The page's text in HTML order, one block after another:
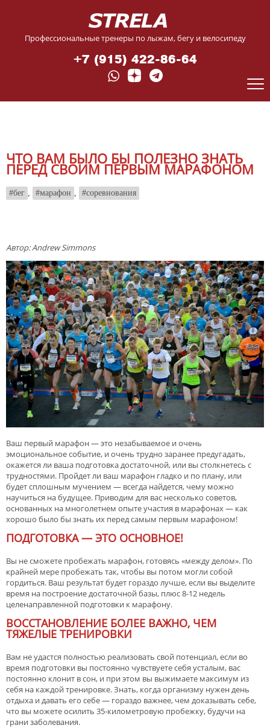
Профессиональные тренеры по лыжам, бегу и велосипеду
+7 (915) 422-86-64
ЧТО ВАМ БЫЛО БЫ ПОЛЕЗНО ЗНАТЬ
ПЕРЕД СВОИМ ПЕРВЫМ МАРАФОНОМ
бег , марафон , соревнования
Автор: Andrew Simmons
Ваш первый марафон — это незабываемое и очень
эмоциональное событие, и очень трудно заранее предугадать,
окажется ли ваша подготовка достаточной, или вы столкнетесь с
трудностями. Пройдет ли ваш марафон гладко и по плану, или
будет сплошным мучением — всегда найдется, чему можно
научиться на будущее. Приводим для вас несколько советов,
основанных на многолетнем опыте участия в марафонах — как
хорошо было бы знать их перед самым первым марафоном!
ПОДГОТОВКА — ЭТО ОСНОВНОЕ!
Вы не сможете пробежать марафон, готовясь «между делом». По
крайней мере пробежать так, чтобы вы потом могли собой
гордиться. Ваш результат будет гораздо лучше, если вы выделите
время на построение достаточной базы, плюс 8-12 недель
целенаправленной подготовки к марафону.
ВОССТАНОВЛЕНИЕ БОЛЕЕ ВАЖНО, ЧЕМ
ТЯЖЕЛЫЕ ТРЕНИРОВКИ
Вам не удастся полностью реализовать свой потенциал, если во
время подготовки вы постоянно чувствуете себя усталым, вас
постоянно клонит в сон, и при этом вы выжимаете максимум из
себя на каждой тренировке. Знать, когда организму нужен день
отдыха и давать его себе — гораздо важнее, чем доказывать себе,
что вы можете осилить 35-километровую пробежку, будучи на
грани заболевания.